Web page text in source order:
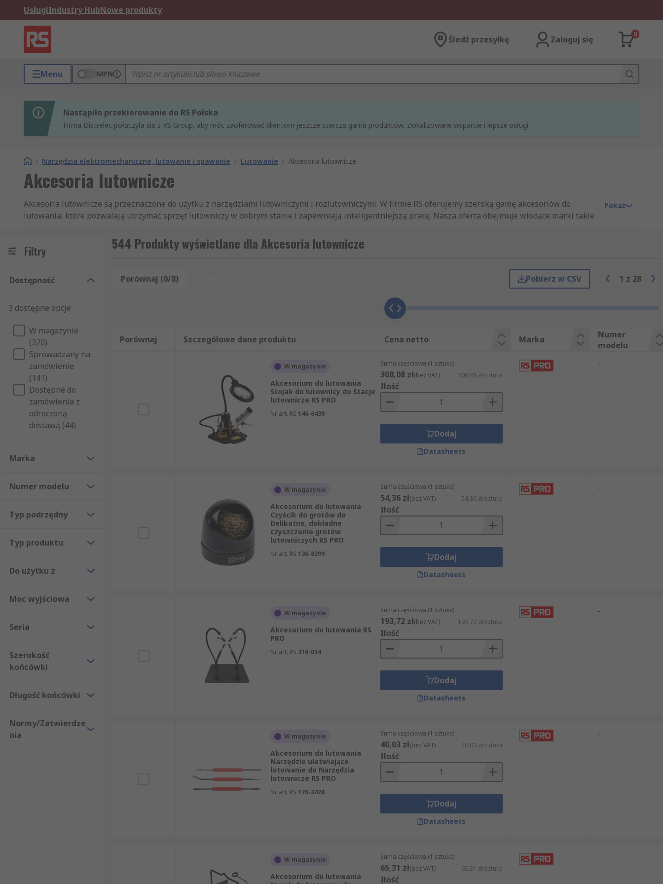
UsługiIndustry HubNowe produkty
Śledź przesyłkę Zaloguj się
0
Menu MPN
Nastąpiło przekierowanie do RS Polska
Firma Distrelec połączyła się z RS Group, aby móc zaoferować klientom jeszcze szerszą gamę produktów, zlokalizowane wsparcie i lepsze usługi.
/ Narzędzia elektromechaniczne, lutowanie i spawanie / Lutowanie / Akcesoria lutownicze
Akcesoria lutownicze
Akcesoria lutownicze są przeznaczone do użytku z narzędziami lutowniczymi i rozlutowniczymi. W firmie RS oferujemy szeroką gamę akcesoriów do
lutowania, które pozwalają utrzymać sprzęt lutowniczy w dobrym stanie i zapewniają inteligentniejszą pracę. Nasza oferta obejmuje wiodące marki takie
Jakie akcesoria są dostępne?
Akcesoria do pistoletu do rozlutowywania
Dozowniki lutownicze
Adaptery lutownicze
Akcesoria do czyszczenia lutownic
Lutownice gazowe do lutowania
Akcesoria do stacji lutowniczych
Jakie są korzyści?
Istnieje wiele akcesoriów, które mogą sprawić, że praca jest o wiele przyjemniejsza. Promują lepsze techniki lutowania, szybsze lutowanie, łatwe i
Akcesoria lutownicze są używane w zastosowaniach lutowniczych, takich jak PCB,montaż komponentów SMT i SMD.
Pokaż
Filtry
Dostępność
3 dostępne opcje
W magazynie
(320)
Sprowadzany na
zamówienie
(141)
Dostępne do
zamówienia z
odroczoną
dostawą (44)
Marka
Numer modelu
Typ podrzędny
Typ produktu
Do użytku z
Moc wyjściowa
Seria
Szerokość
końcówki
Długość końcówki
Normy/Zatwierdze
nia
544 Produkty wyświetlane dla Akcesoria lutownicze
Porównaj (0/8) Pobierz w CSV 1 z 28
Porównaj Szczegółowe dane produktu Cena netto Marka
Numer
modelu
W magazynie
Akcesorium do lutowania
Stojak do lutownicy do Stacje
lutownicze RS PRO
Nr art. RS 146-6439
Suma częściowa (1 sztuka)
308,08 zł(bez VAT) 308,08 zł/sztuka
Ilość
Dodaj
Datasheets
-
W magazynie
Akcesorium do lutowania
Czyścik do grotów do
Delikatne, dokładne
czyszczenie grotów
lutowniczych RS PRO
Nr art. RS 136-8299
Suma częściowa (1 sztuka)
54,36 zł(bez VAT) 54,36 zł/sztuka
Ilość
Dodaj
Datasheets
-
W magazynie
Akcesorium do lutowania RS
PRO
Nr art. RS 316-054
Suma częściowa (1 sztuka)
193,72 zł(bez VAT) 193,72 zł/sztuka
Ilość
Dodaj
Datasheets
-
W magazynie
Akcesorium do lutowania
Narzędzie ułatwiające
lutowanie do Narzędzia
lutownicze RS PRO
Nr art. RS 176-3428
Suma częściowa (1 sztuka)
40,03 zł(bez VAT) 40,03 zł/sztuka
Ilość
Dodaj
Datasheets
-
W magazynie
Akcesorium do lutowania
Suma częściowa (1 sztuka)
65,31 zł(bez VAT) 65,31 zł/sztuka
Ilość
-